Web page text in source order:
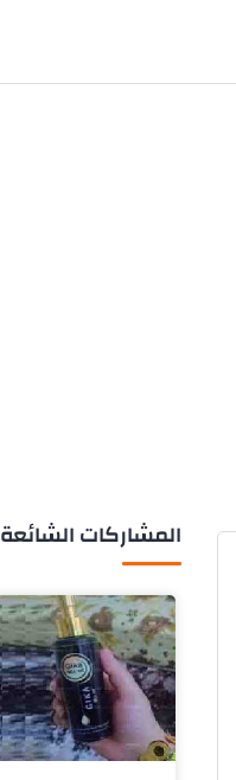
المشاركات الشائعة